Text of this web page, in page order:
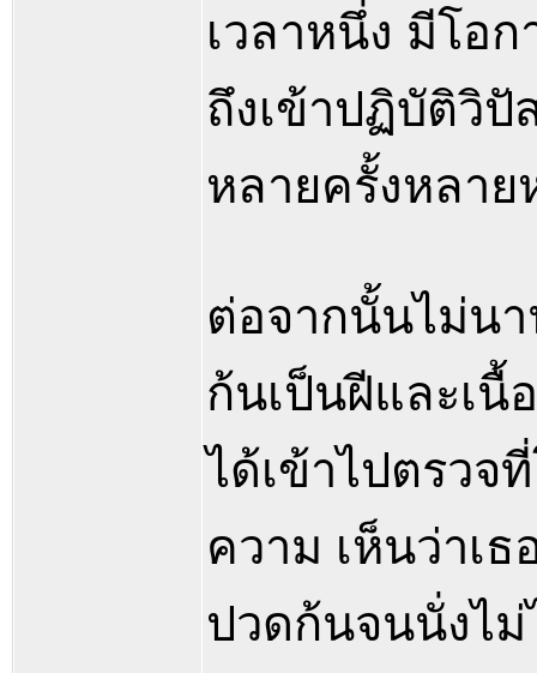
เวลาหนึ่ง มีโอ
ถึงเข้าปฏิบัติวิปั
หลายครั้งหลาย
ต่อจากนั้นไม่นา
ก้นเป็นฝีและเนื้
ได้เข้าไปตรวจ
ความ เห็นว่าเธ
ปวดก้นจนนั่งไ